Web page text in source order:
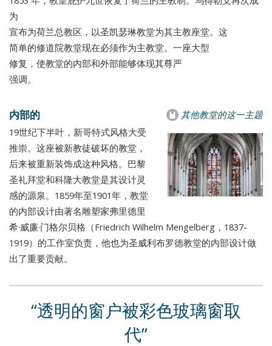
为
宣布为荷兰总教区，以圣凯瑟琳教堂为其主教座堂。这
简单的修道院教堂现在必须作为主教堂。一座大型
修复，使教堂的内部和外部能够体现其尊严
强调。
其他教堂的这一主题
内部的
19世纪下半叶，新哥特式风格大受
推崇。这座被新教徒破坏的教堂，
后来被重新装饰成这种风格。巴黎
圣礼拜堂和科隆大教堂是其设计灵
感的源泉。1859年至1901年，教堂
的内部设计由著名雕塑家弗里德里
希·威廉·门格尔贝格（Friedrich Wilhelm Mengelberg，1837-
1919）的工作室负责，他也为圣威利布罗德教堂的内部设计做
出了重要贡献。
透明的窗户被彩色玻璃窗取
代